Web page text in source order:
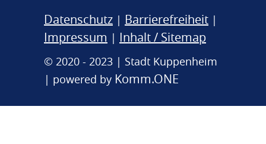
Datenschutz | Barrierefreiheit |
Impressum | Inhalt / Sitemap
© 2020 - 2023 | Stadt Kuppenheim
| powered by Komm.ONE